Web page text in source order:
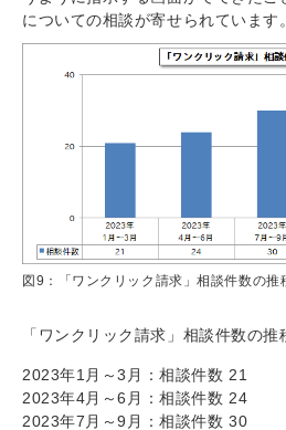
についての相談が寄せられています。
図9：「ワンクリック請求」相談件数の推
「ワンクリック請求」相談件数の推
2023年1月～3月：相談件数 21
2023年4月～6月：相談件数 24
2023年7月～9月：相談件数 30